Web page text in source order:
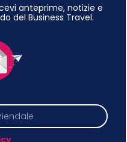
anteprime, notizie e
del Business Travel.